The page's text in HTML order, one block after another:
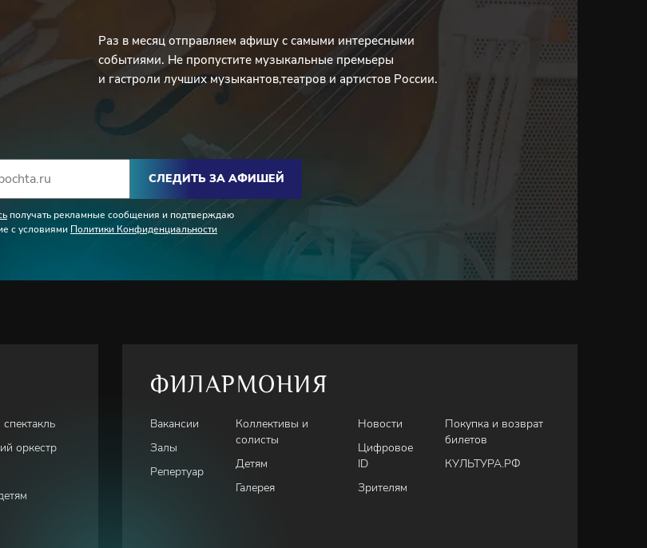
Раз в месяц отправляем афишу с самыми интересными
событиями. Не пропустите музыкальные премьеры
и гастроли лучших музыкантов,театров и артистов России.
СЛЕДИТЬ ЗА АФИШЕЙ
получать рекламные сообщения и подтверждаю
с условиями Политики Конфиденциальности
оркестр
ФИЛАРМОНИЯ
Вакансии
Залы
Репертуар
Коллективы и
солисты
Детям
Галерея
Новости
Цифровое
ID
Зрителям
Покупка и возврат
билетов
КУЛЬТУРА.РФ